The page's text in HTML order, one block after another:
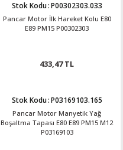
Stok Kodu:P00302303.033
Pancar Motor İlk Hareket Kolu E80
E89 PM15 P00302303
433,47 TL
Stok Kodu:P03169103.165
Pancar Motor Manyetik Yağ
Boşaltma Tapası E80 E89 PM15 M12
P03169103